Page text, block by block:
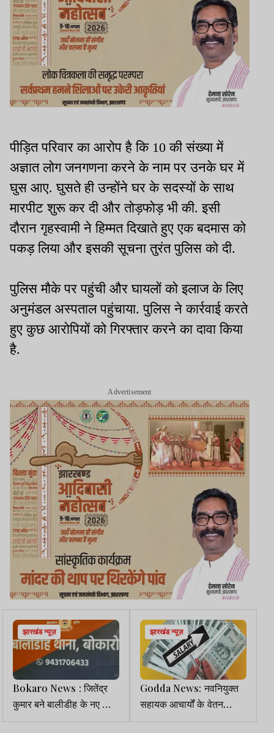
पीड़ित परिवार का आरोप है कि 10 की संख्या में
अज्ञात लोग जनगणना करने के नाम पर उनके घर में
घुस आए. घुसते ही उन्होंने घर के सदस्यों के साथ
मारपीट शुरू कर दी और तोड़फोड़ भी की. इसी
दौरान गृहस्वामी ने हिम्मत दिखाते हुए एक बदमास को
पकड़ लिया और इसकी सूचना तुरंत पुलिस को दी.
पुलिस मौके पर पहुंची और घायलों को इलाज के लिए
अनुमंडल अस्पताल पहुंचाया. पुलिस ने कार्रवाई करते
हुए कुछ आरोपियों को गिरफ्तार करने का दावा किया
है.
Advertisement
झारखंड न्यूज़
Bokaro News : जितेंद्र
कुमार बने बालीडीह के नए थाना
प्रभारी
झारखंड न्यूज़
Godda News: नवनियुक्त
सहायक आचार्यों के वेतन
भुगतान को मंजूरी, प्रमाणपत्र